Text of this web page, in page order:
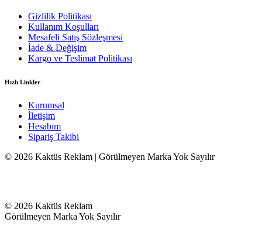
Gizlilik Politikası
Kullanım Koşulları
Mesafeli Satış Sözleşmesi
İade & Değişim
Kargo ve Teslimat Politikası
Hızlı Linkler
Kurumsal
İletişim
Hesabım
Sipariş Takibi
© 2026 Kaktüs Reklam | Görülmeyen Marka Yok Sayılır
© 2026 Kaktüs Reklam
Görülmeyen Marka Yok Sayılır